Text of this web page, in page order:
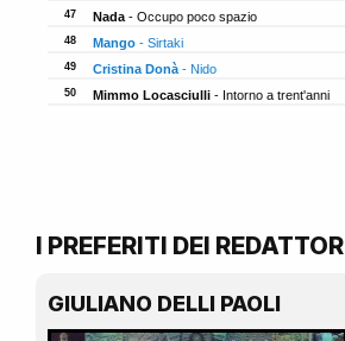
47 Nada- Occupo poco spazio
48 Mango - Sirtaki
49 Cristina Donà- Nido
50 Mimmo Locasciulli - Intorno a trent'anni
I PREFERITI DEI REDATTORI
GIULIANO DELLI PAOLI